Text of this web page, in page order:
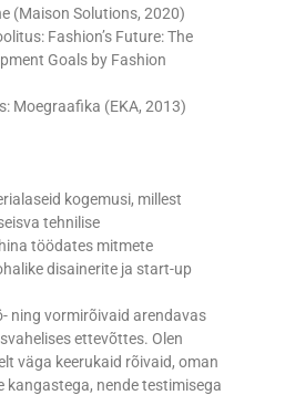
(Maison Solutions, 2020)
Fashion’s Future: The
Goals by Fashion
Moegraafika (EKA, 2013)
kogemusi, millest
tehnilise
töödates mitmete
disainerite ja start-up
ning vormirõivaid arendavas
ettevõttes. Olen
väga keerukaid rõivaid, oman
kangastega, nende testimisega